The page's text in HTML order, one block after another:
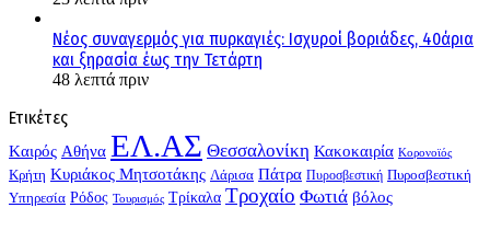
Νέος συναγερμός για πυρκαγιές: Ισχυροί βοριάδες, 40άρια
και ξηρασία έως την Τετάρτη
48 λεπτά πριν
Ετικέτες
Kαιρός Αθήνα ΕΛ.ΑΣ Θεσσαλονίκη Κακοκαιρία Κορονοϊός
Κρήτη Κυριάκος Μητσοτάκης Λάρισα Πάτρα Πυροσβεστική Πυροσβεστική
Υπηρεσία Ρόδος Τουρισμός Τρίκαλα Τροχαίο Φωτιά βόλος